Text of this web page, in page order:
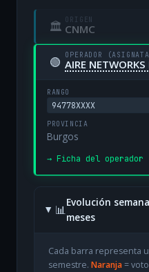
🏛 ORIGEN
CNMC
🟢 OPERADOR
RANGO
94778XXXX
PROVINCIA
Burgos
→ Ficha del operador
📊
Evolución
meses
Cada barra representa
semestre. Naranja=